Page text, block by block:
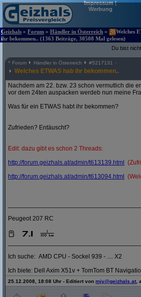
Impressum|
Werbung
Geizhals » Forum » Händler in Österreich »
Welches
ihr bekommen.. (1363 Beiträge, 30508 Mal gelesen)
Du bist
^ Forum Händler in Österreich #5217131
Welches ETWAS hab ihr bekommen..
Nachdem am 22. bzw. 23 schon vermutlich die
vor dem 24ten auspacken werdeb nun meine
Was für ein ETWAS habt ihr bekommen?
Zufrieden? Entäuscht?
Edit: dazu gibt es schon 2 Threads:
http://forum.geizhals.at/admin/t613139.html
http://forum.geizhals.at/admin/t613094.html
Peugeot 207 RC
Ich suche: AMD CPU - Sockel 939 - .... X2
Ich biete: Dell Axim X51v + TomTom BT
25.12.2008, 18:08 Uhr - Editiert von mjy@geizhals.at ,